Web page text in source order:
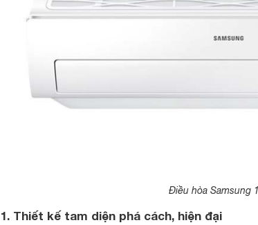
Điều hòa Samsung
1. Thiết kế tam diện phá cách, hiện đại